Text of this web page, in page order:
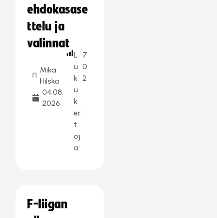
ehdokasase
ttelu ja
valinnat
Mika
Hilska
04.08.
2026
L
u
k
u
k
er
t
oj
a:
7
0
2
F-liigan